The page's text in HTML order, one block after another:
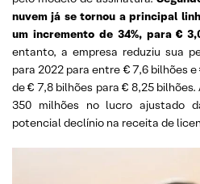
nuvem já se tornou a principal
um incremento de 34%, para €
entanto, a empresa reduziu sua
para 2022 para entre € 7,6 bilhões
de € 7,8 bilhões para € 8,25
350 milhões no lucro ajustado
potencial declínio na receita de